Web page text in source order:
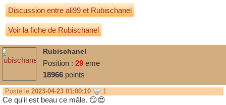
Discussion entreali99etRubischanel
Voir la fiche de Rubischanel
Rubischanel
Position : 29 eme
18966 points
Posté le 2023-04-23 01:00:10 1
Ce qu'il est beau ce mâle. 😏😍